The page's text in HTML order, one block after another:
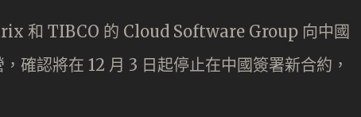
和 TIBCO 的 Cloud Software Group 向中國
確認將在 12 月 3 日起停止在中國簽署新合約，